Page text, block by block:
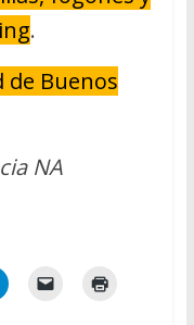
.
de Buenos
NA